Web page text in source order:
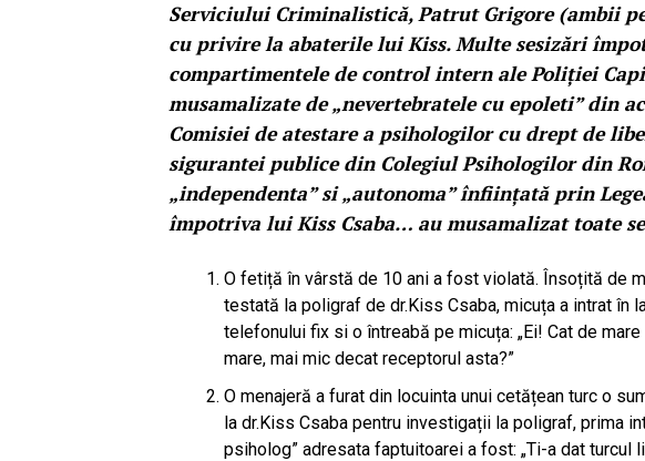
Serviciului Criminalistică, Patrut Grigore (ambii
cu privire la abaterile lui Kiss. Multe sesizări
compartimentele de control intern ale Poliției
musamalizate de „nevertebratele cu epoleti” din
Comisiei de atestare a psihologilor cu drept de
sigurantei publice din Colegiul Psihologilor din
„independenta” si „autonoma” înființată prin
împotriva lui Kiss Csaba… au musamalizat toate
O fetiță în vârstă de 10 ani a fost violată. Însoțită de
testată la poligraf de dr.Kiss Csaba, micuța a intrat în
telefonului fix si o întreabă pe micuța: „Ei! Cat de
mare, mai mic decat receptorul asta?”
O menajeră a furat din locuinta unui cetățean turc o
la dr.Kiss Csaba pentru investigații la poligraf, prima
psiholog” adresata faptuitoarei a fost: „Ti-a dat turcul